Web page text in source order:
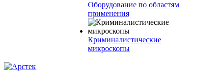
Оборудование по областям
применения
Криминалистические
микроскопы